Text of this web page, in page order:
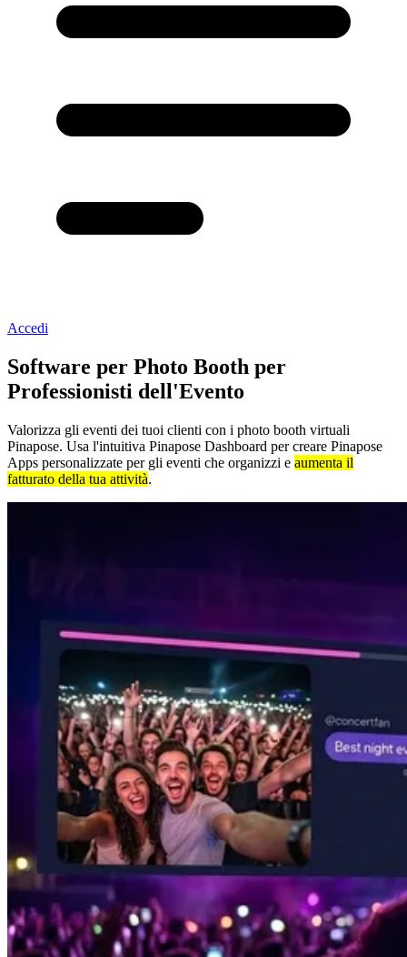
Accedi
Software per Photo Booth per
Professionisti dell'Evento
Valorizza gli eventi dei tuoi clienti con i photo booth virtuali
Pinapose. Usa l'intuitiva Pinapose Dashboard per creare Pinapose
Apps personalizzate per gli eventi che organizzi e aumenta il
fatturato della tua attività.